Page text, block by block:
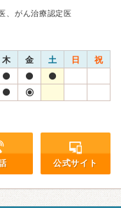
、がん治療認定医
木 金 土 日 祝
公式サイト